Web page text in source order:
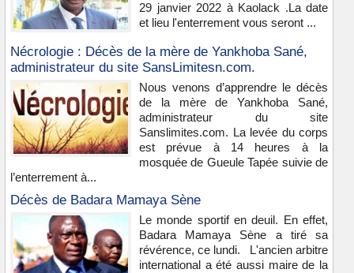
29 janvier 2022 à Kaolack .La date
et lieu l'enterrement vous seront ...
Nécrologie : Décès de la mère de Yankhoba Sané,
administrateur du site SansLimitesn.com.
Nous venons d’apprendre le décès
de la mère de Yankhoba Sané,
administrateur du site
Sanslimites.com. La levée du corps
est prévue à 14 heures à la
mosquée de Gueule Tapée suivie de
l’enterrement à...
Décès de Badara Mamaya Sène
Le monde sportif en deuil. En effet,
Badara Mamaya Sène a tiré sa
révérence, ce lundi. L'ancien arbitre
international a été aussi maire de la